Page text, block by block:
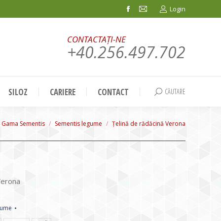
Facebook
in
window
Mail
in
window
Login
CONTACTAȚI-NE
+40.256.497.702
SILOZ CARIERE CONTACT Search:
CĂUTARE
Gama Sementis Sementis legume Ţelină de rădăcină Verona